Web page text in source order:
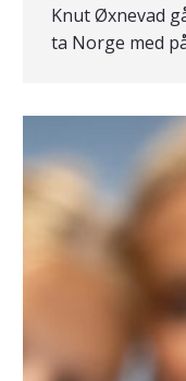
Knut Øxnevad
ta Norge med